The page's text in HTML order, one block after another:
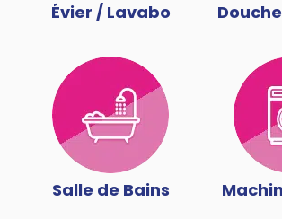
Évier / Lavabo
Salle de Bains